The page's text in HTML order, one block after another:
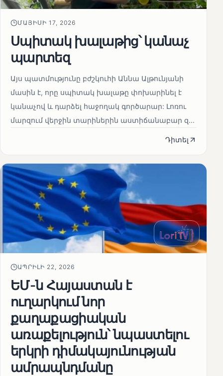
ՄԱՅԻՍԻ 17, 2026
Սպիտակ խալաթից՝ կանաչ
պարտեզ
Այս պատմությունը բժշկուհի Աննա Ալթունյանի
մասին է, որը սպիտակ խալաթը փոխարինել է
կանաչով և դարձել հաջողակ գործարար: Լոռու
մարզում վերջին տարիներին աստիճանաբար զ...
Դիտել
ԱՊՐԻԼԻ 22, 2026
ԵՄ-ն Հայաստան է
ուղարկում նոր
քաղաքացիական
առաքելություն՝ նպաստելու
երկրի դիմակայունության
ամրապնդմանը